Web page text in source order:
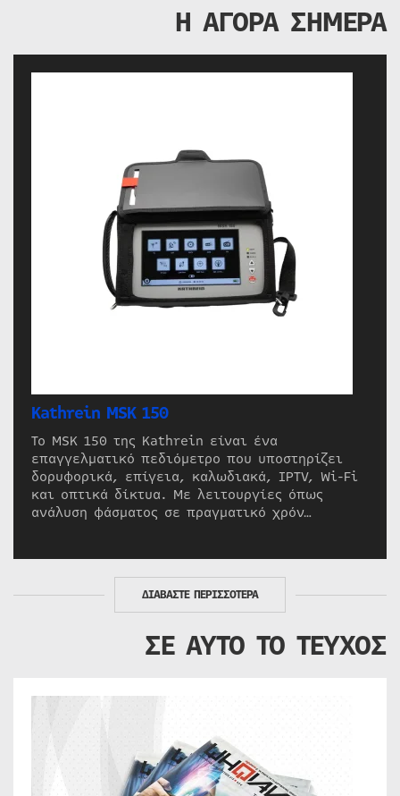
Η ΑΓΟΡΑ ΣΗΜΕΡΑ
Kathrein MSK 150
Το MSK 150 της Kathrein είναι ένα
επαγγελματικό πεδιόμετρο που υποστηρίζει
δορυφορικά, επίγεια, καλωδιακά, IPTV, Wi-Fi
και οπτικά δίκτυα. Με λειτουργίες όπως
ανάλυση φάσματος σε πραγματικό χρόν…
ΔΙΑΒΑΣΤΕ ΠΕΡΙΣΣΟΤΕΡΑ
ΣΕ ΑΥΤΟ ΤΟ ΤΕΥΧΟΣ